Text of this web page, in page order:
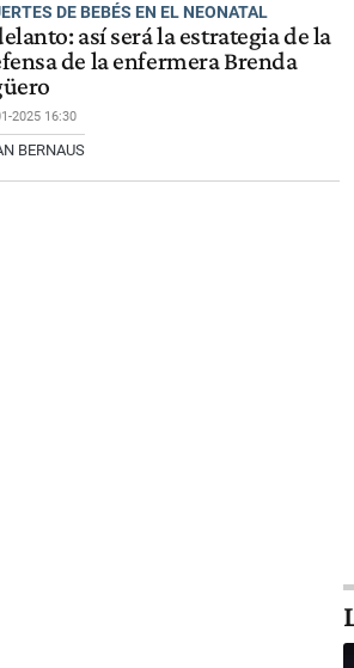
DE BEBÉS EN EL NEONATAL
así será la estrategia de la
de la enfermera Brenda
2025 16:30
BERNAUS